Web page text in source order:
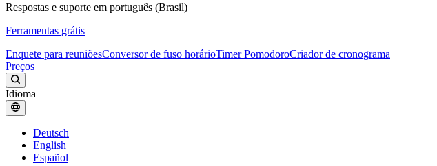
Respostas e suporte em português (Brasil)
Ferramentas grátis
Enquete para reuniõesConversor de fuso horárioTimer PomodoroCriador de cronograma
Preços
Idioma
Deutsch
English
Español